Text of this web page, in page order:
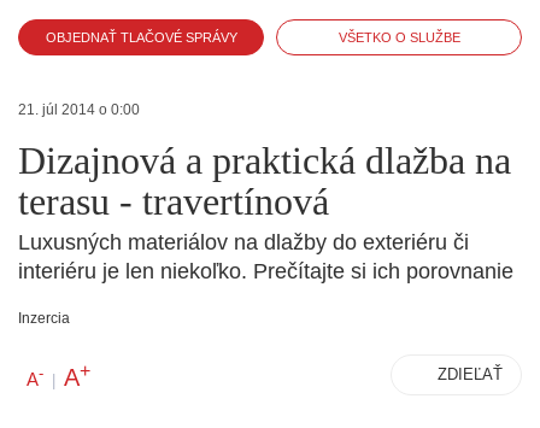
OBJEDNAŤ TLAČOVÉ SPRÁVY VŠETKO O SLUŽBE
21. júl 2014 o 0:00
Dizajnová a praktická dlažba na
terasu - travertínová
Luxusných materiálov na dlažby do exteriéru či
interiéru je len niekoľko. Prečítajte si ich porovnanie
Inzercia
A- | A+ ZDIEĽAŤ